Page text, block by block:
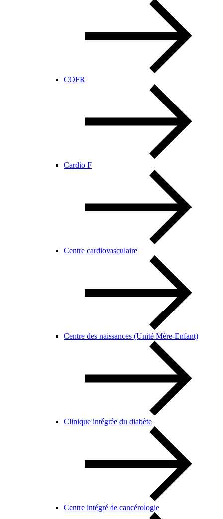
COFR
Cardio F
Centre cardiovasculaire
Centre des naissances (Unité Mère-Enfant)
Clinique intégrée du diabète
Centre intégré de cancérologie